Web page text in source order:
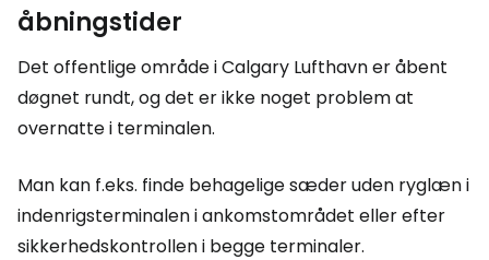
åbningstider
Det offentlige område i Calgary Lufthavn er åbent
døgnet rundt, og det er ikke noget problem at
overnatte i terminalen.
Man kan f.eks. finde behagelige sæder uden ryglæn i
indenrigsterminalen i ankomstområdet eller efter
sikkerhedskontrollen i begge terminaler.